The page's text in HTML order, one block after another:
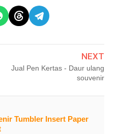
NEXT
Jual Pen Kertas - Daur ulang
souvenir
Tumbler Insert Paper